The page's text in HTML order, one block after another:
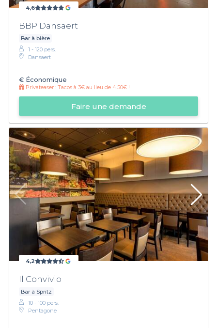
4,6
BBP Dansaert
Bar à bière
1 - 120 pers.
Dansaert
€ Économique
Privateaser : Tacos à 3€ au lieu de 4.50€ !
Faire une demande
4,2
Il Convivio
Bar à Spritz
10 - 100 pers.
Pentagone